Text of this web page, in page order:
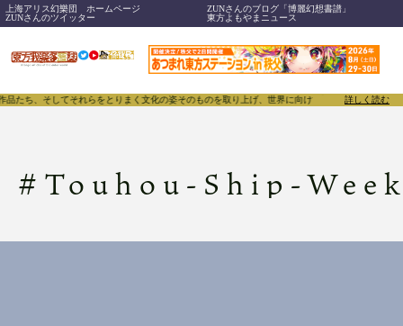
上海アリス幻樂団 ホームページ
ZUNさんのブログ「博麗幻想書譜」
ZUNさんのツイッター
東方よもやまニュース
ち、そしてそれらをとりまく文化の姿そのものを取り上げ、世界に向けて誇らしく発信する
詳しく読む
# Touhou-Ship-